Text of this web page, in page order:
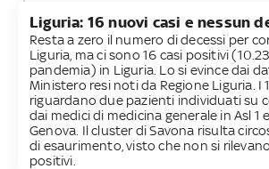
Liguria: 16 nuovi casi e nessun
Resta a zero il numero di decessi per
Liguria, ma ci sono 16 casi positivi
pandemia) in Liguria. Lo si evince dai
Ministero resi noti da Regione Liguria. I
riguardano due pazienti individuati su
dai medici di medicina generale in Asl 1
Genova. Il cluster di Savona risulta
di esaurimento, visto che non si
positivi.